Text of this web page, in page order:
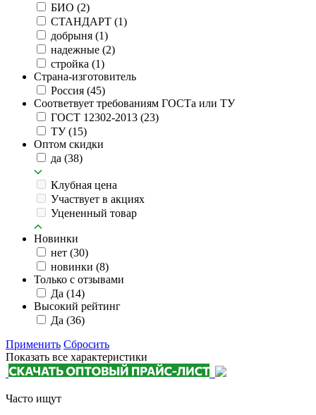
БИО (2)
СТАНДАРТ (1)
добрыня (1)
надежные (2)
стройка (1)
Страна-изготовитель
Россия (45)
Соответвует требованиям ГОСТа или ТУ
ГОСТ 12302-2013 (23)
ТУ(15)
Оптом скидки
да (38)
Клубная цена
Участвует в акциях
Уцененный товар
Новинки
нет (30)
новинки (8)
Только с отзывами
Да (14)
Высокий рейтинг
Да (36)
Применить Сбросить
Показать все характеристики
Часто ищут